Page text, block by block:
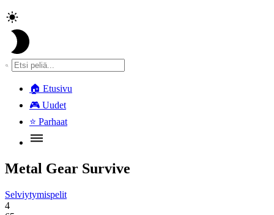
🏠 Etusivu
🎮 Uudet
⭐ Parhaat
Metal Gear Survive
Selviytymispelit
4